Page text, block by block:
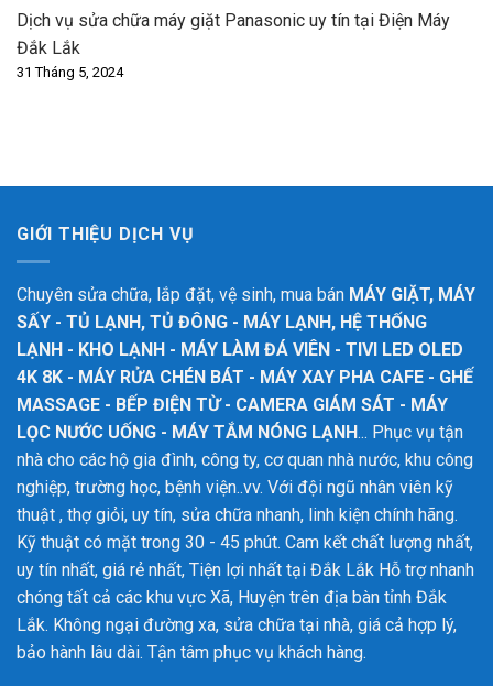
Dịch vụ sửa chữa máy giặt Panasonic uy tín tại Điện Máy
Đắk Lắk
31 Tháng 5, 2024
GIỚI THIỆU DỊCH VỤ
Chuyên sửa chữa, lắp đặt, vệ sinh, mua bán MÁY GIẶT, MÁY
SẤY - TỦ LẠNH, TỦ ĐÔNG - MÁY LẠNH, HỆ THỐNG
LẠNH - KHO LẠNH - MÁY LÀM ĐÁ VIÊN - TIVI LED OLED
4K 8K - MÁY RỬA CHÉN BÁT - MÁY XAY PHA CAFE - GHẾ
MASSAGE - BẾP ĐIỆN TỪ - CAMERA GIÁM SÁT - MÁY
LỌC NƯỚC UỐNG - MÁY TẮM NÓNG LẠNH... Phục vụ tận
nhà cho các hộ gia đình, công ty, cơ quan nhà nước, khu công
nghiệp, trường học, bệnh viện..vv. Với đội ngũ nhân viên kỹ
thuật , thợ giỏi, uy tín, sửa chữa nhanh, linh kiện chính hãng.
Kỹ thuật có mặt trong 30 - 45 phút. Cam kết chất lượng nhất,
uy tín nhất, giá rẻ nhất, Tiện lợi nhất tại Đắk Lắk Hỗ trợ nhanh
chóng tất cả các khu vực Xã, Huyện trên địa bàn tỉnh Đắk
Lắk. Không ngại đường xa, sửa chữa tại nhà, giá cả hợp lý,
bảo hành lâu dài. Tận tâm phục vụ khách hàng.